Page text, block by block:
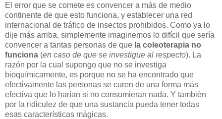
El error que se comete es convencer a más de medio
continente de que esto funciona, y establecer una red
internacional de tráfico de insectos prohibidos. Como ya lo
dije más arriba, simplemente imaginemos lo difícil que sería
convencer a tantas personas de que la coleoterapia no
funciona (en caso de que se investigue al respecto). La
razón por la cual supongo que no se investiga
bioquímicamente, es porque no se ha encontrado que
efectivamente las personas se curen de una forma más
efectiva que lo harían si no consumieran nada. Y también
por la ridiculez de que una sustancia pueda tener todas
esas características mágicas.